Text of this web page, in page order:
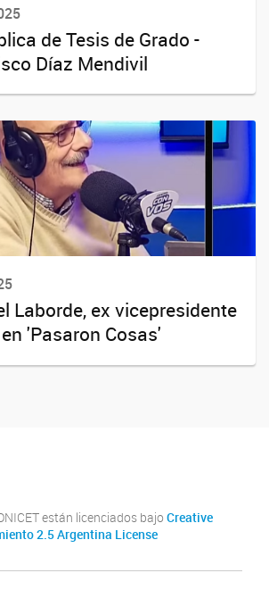
de Tesis de Grado -
Díaz Mendivil
Laborde, ex vicepresidente
'Pasaron Cosas'
están licenciados bajo Creative
2.5 Argentina License